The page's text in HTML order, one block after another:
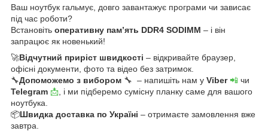
Ваш ноутбук гальмує, довго завантажує програми чи зависає
під час роботи?
Встановіть оперативну пам’ять DDR4 SODIMM – і він
запрацює як новенький!
🚀Відчутний приріст швидкості – відкривайте браузер,
офісні документи, фото та відео без затримок.
🔧Допоможемо з вибором 🔧 – напишіть нам у Viber📲 чи
Telegram 📩 , і ми підберемо сумісну планку саме для вашого
ноутбука.
📦Швидка доставка по Україні – отримаєте замовлення вже
завтра.